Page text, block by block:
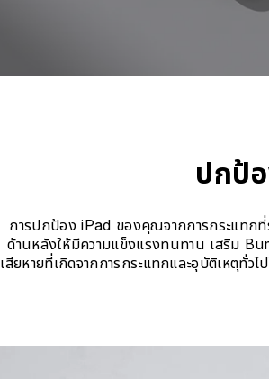
ปกป้
การปกป้อง iPad ของคุณจากการกระแทก
ด้านหลังให้มีความแข็งแรงทนทาน เสริม
เสียหายที่เกิดจากการกระแทกและอุบัติเหตุทั่